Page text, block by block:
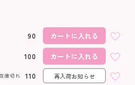
90 カートに入れる
100 カートに入れる
110
在庫切れ 再入荷お知らせ